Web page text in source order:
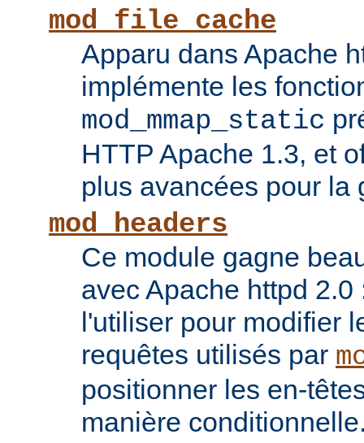
mod_file_cache
Apparu dans Apache
implémente les
mod_mmap_static
HTTP Apache 1.3, et
plus avancées pour la
mod_headers
Ce module gagne
avec Apache httpd
l'utiliser pour modifier
requêtes utilisés par
positionner les en-
manière